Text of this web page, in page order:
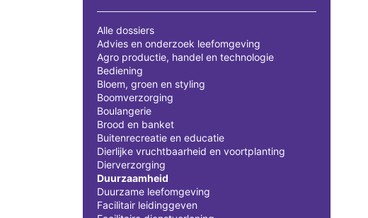
Alle dossiers
Advies en onderzoek leefomgeving
Agro productie, handel en technologie
Bediening
Bloem, groen en styling
Boomverzorging
Boulangerie
Brood en banket
Buitenrecreatie en educatie
Dierlijke vruchtbaarheid en voortplanting
Dierverzorging
Duurzaamheid
Duurzame leefomgeving
Facilitair leidinggeven